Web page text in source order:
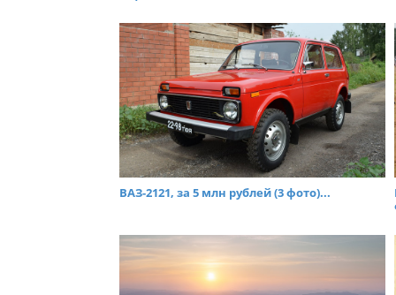
ВАЗ-2121, за 5 млн рублей (3 фото)...